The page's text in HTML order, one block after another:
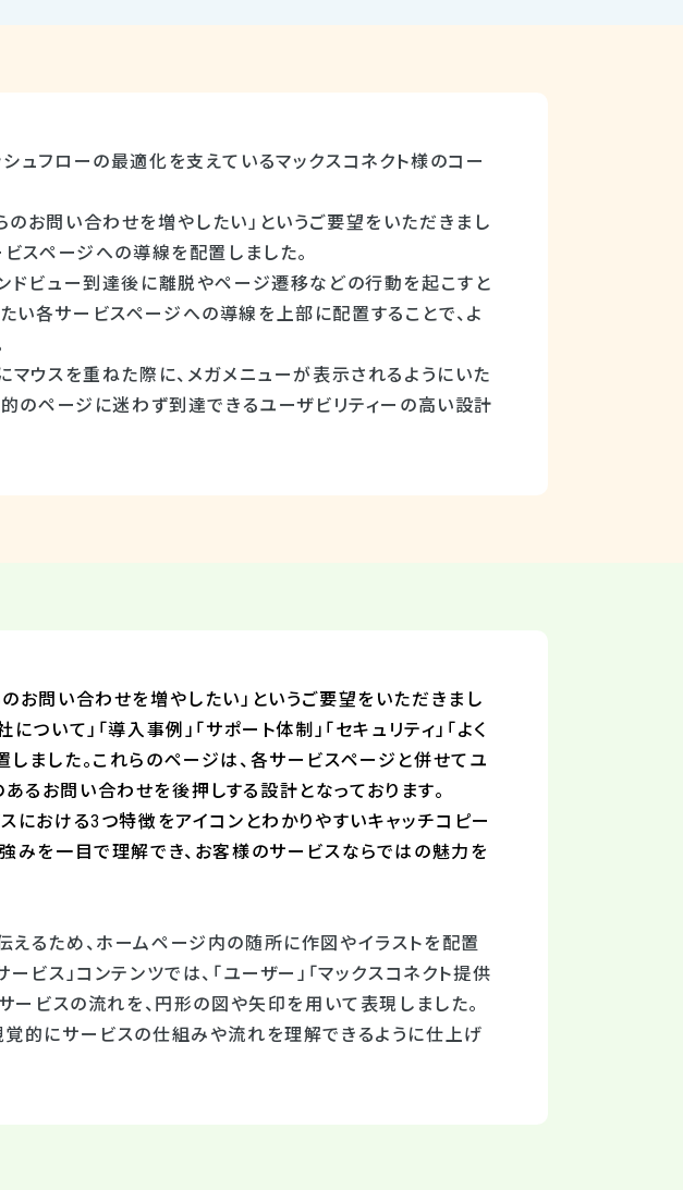
ュフローの最適化を支えているマックスコネクト様のコー
お問い合わせを増やしたい」というご要望をいただきまし
ビスページへの導線を配置しました。
ドビュー到達後に離脱やページ遷移などの行動を起こすと
い各サービスページへの導線を上部に配置することで、よ
マウスを重ねた際に、メガメニューが表示されるようにいた
的のページに迷わず到達できるユーザビリティーの高い設計
お問い合わせを増やしたい」というご要望をいただきまし
いて」「導入事例」「サポート体制」「セキュリティ」「よく
ました。これらのページは、各サービスページと併せてユ
るお問い合わせを後押しする設計となっております。
における3つ特徴をアイコンとわかりやすいキャッチコピー
みを一目で理解でき、お客様のサービスならではの魅力を
えるため、ホームページ内の随所に作図やイラストを配置
ビス」コンテンツでは、「ユーザー」「マックスコネクト提供
サービスの流れを、円形の図や矢印を用いて表現しました。
覚的にサービスの仕組みや流れを理解できるように仕上げ